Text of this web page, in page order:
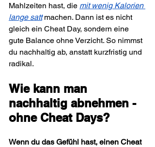
Mahlzeiten hast, die mit wenig Kalorien
lange satt machen. Dann ist es nicht
gleich ein Cheat Day, sondern eine
gute Balance ohne Verzicht. So nimmst
du nachhaltig ab, anstatt kurzfristig und
radikal.
Wie kann man
nachhaltig abnehmen -
ohne Cheat Days?
Wenn du das Gefühl hast, einen Cheat